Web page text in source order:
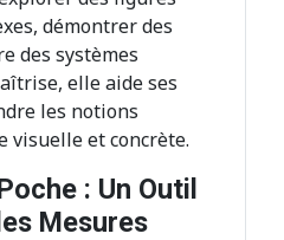
démontrer des
des systèmes
elle aide ses
les notions
visuelle et concrète.
: Un Outil
Mesures